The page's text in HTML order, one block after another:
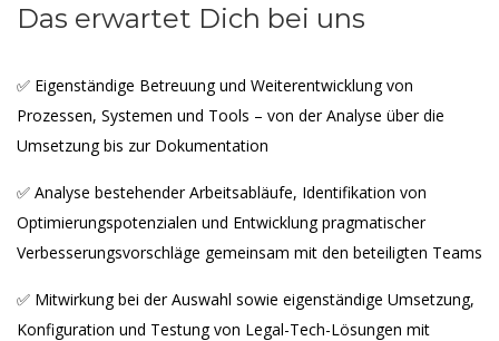
Das erwartet Dich bei uns
✅ Eigenständige Betreuung und Weiterentwicklung von
Prozessen, Systemen und Tools – von der Analyse über die
Umsetzung bis zur Dokumentation
✅ Analyse bestehender Arbeitsabläufe, Identifikation von
Optimierungspotenzialen und Entwicklung pragmatischer
Verbesserungsvorschläge gemeinsam mit den beteiligten Teams
✅ Mitwirkung bei der Auswahl sowie eigenständige Umsetzung,
Konfiguration und Testung von Legal-Tech-Lösungen mit